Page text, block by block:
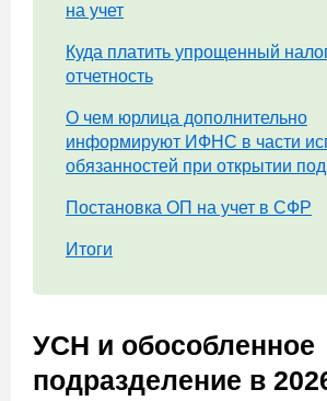
на учет
Куда платить упрощенный
отчетность
О чем юрлица дополнительно
информируют ИФНС в части
обязанностей при открытии
Постановка ОП на учет в СФР
Итоги
УСН и обособленное
подразделение в